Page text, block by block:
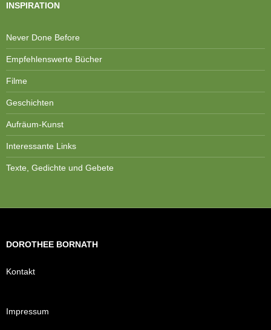
INSPIRATION
Never Done Before
Empfehlenswerte Bücher
Filme
Geschichten
Aufräum-Kunst
Interessante Links
Texte, Gedichte und Gebete
DOROTHEE BORNATH
Kontakt
Impressum